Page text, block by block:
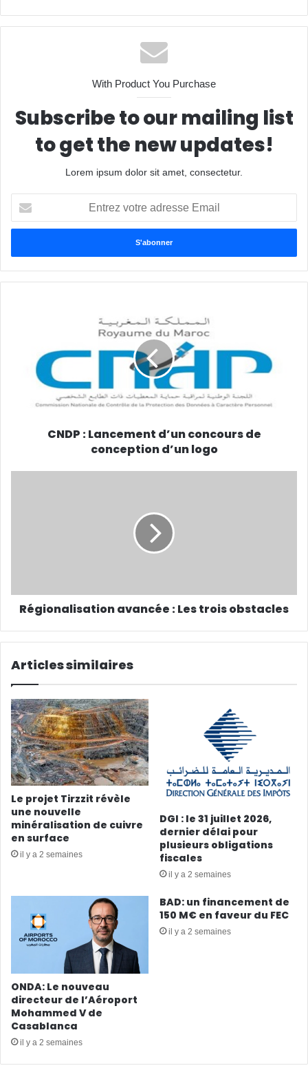
e
With Product You Purchase
Subscribe to our mailing list
to get the new updates!
Lorem ipsum dolor sit amet, consectetur.
t
e
z
CNDP : Lancement d’un concours de
conception d’un logo
Régionalisation avancée : Les trois obstacles
Articles similaires
Le projet Tirzzit révèle
une nouvelle
minéralisation de cuivre
en surface
il y a 2 semaines
DGI : le 31 juillet 2026,
dernier délai pour
plusieurs obligations
fiscales
il y a 2 semaines
ONDA: Le nouveau
directeur de l’Aéroport
Mohammed V de
Casablanca
il y a 2 semaines
BAD: un financement de
150 M€ en faveur du FEC
il y a 2 semaines